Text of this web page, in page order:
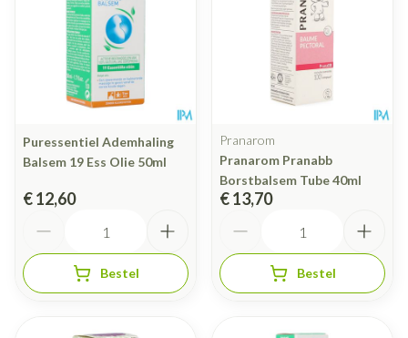
Puressentiel Ademhaling
Balsem 19 Ess Olie 50ml
€ 12,60
Bestel
Pranarom
Pranarom Pranabb
Borstbalsem Tube 40ml
€ 13,70
Bestel